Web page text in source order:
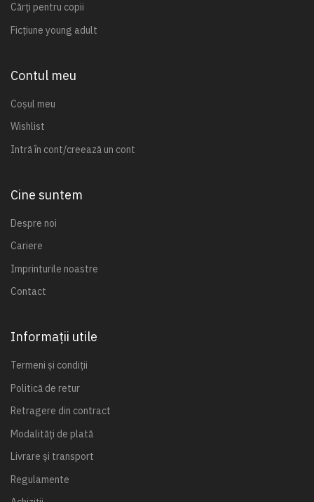
Cărți pentru copii
Ficțiune young adult
Contul meu
Coșul meu
Wishlist
Intră în cont/creează un cont
Cine suntem
Despre noi
Cariere
Imprinturile noastre
Contact
Informații utile
Termeni și condiții
Politică de retur
Retragere din contract
Modalități de plată
Livrare și transport
Regulamente